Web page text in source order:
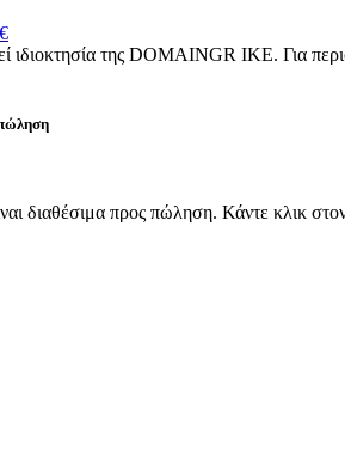
ιδιοκτησία της DOMAINGR ΙΚΕ. Για
διαθέσιμα προς πώληση. Κάντε κλικ